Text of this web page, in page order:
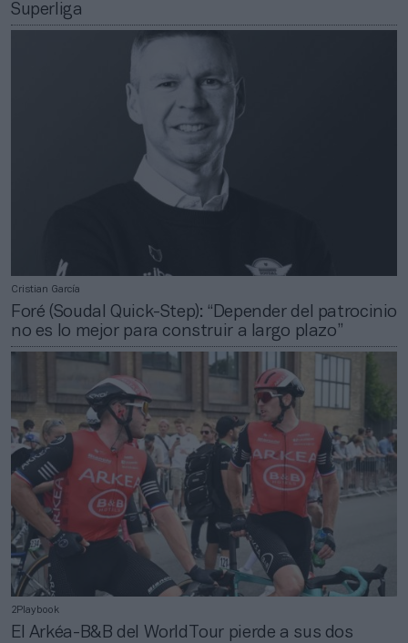
Superliga
Cristian García
Foré (Soudal Quick-Step): “Depender del patrocinio
no es lo mejor para construir a largo plazo”
2Playbook
El Arkéa-B&B del WorldTour pierde a sus dos